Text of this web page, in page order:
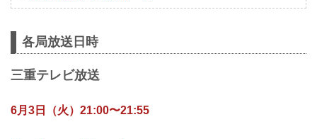
各局放送日時
三重テレビ放送
6月3日（火）21:00〜21:55